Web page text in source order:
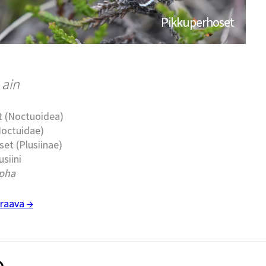
Pikkuperhoset
(Noctuoidea)
(Plusiinae)
→